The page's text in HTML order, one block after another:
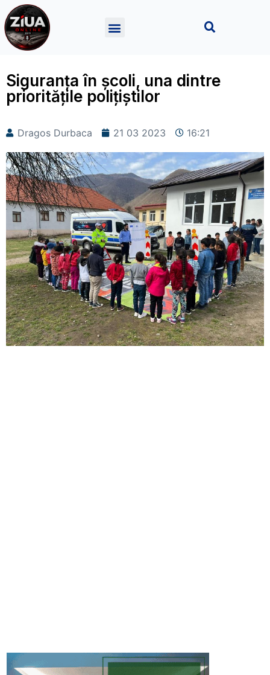
Siguranța în școli, una dintre
prioritățile polițiștilor
Dragos Durbaca 21 03 2023 16:21